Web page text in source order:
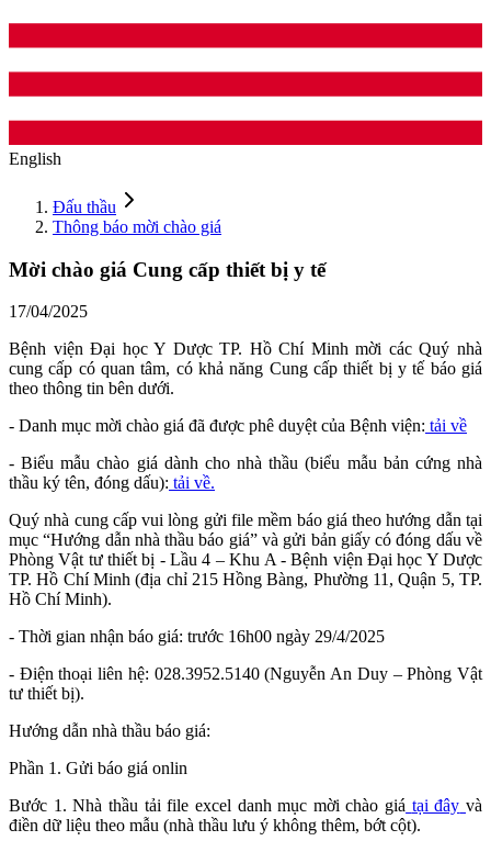
English
Đấu thầu
Thông báo mời chào giá
Mời chào giá Cung cấp thiết bị y tế
17/04/2025
Bệnh viện Đại học Y Dược TP. Hồ Chí Minh mời các Quý nhà
cung cấp có quan tâm, có khả năng Cung cấp thiết bị y tế báo giá
theo thông tin bên dưới.
- Danh mục mời chào giá đã được phê duyệt của Bệnh viện: tải về
- Biểu mẫu chào giá dành cho nhà thầu (biểu mẫu bản cứng nhà
thầu ký tên, đóng dấu): tải về.
Quý nhà cung cấp vui lòng gửi file mềm báo giá theo hướng dẫn tại
mục “Hướng dẫn nhà thầu báo giá” và gửi bản giấy có đóng dấu về
Phòng Vật tư thiết bị - Lầu 4 – Khu A - Bệnh viện Đại học Y Dược
TP. Hồ Chí Minh (địa chỉ 215 Hồng Bàng, Phường 11, Quận 5, TP.
Hồ Chí Minh).
- Thời gian nhận báo giá: trước 16h00 ngày 29/4/2025
- Điện thoại liên hệ: 028.3952.5140 (Nguyễn An Duy – Phòng Vật
tư thiết bị).
Hướng dẫn nhà thầu báo giá:
Phần 1. Gửi báo giá onlin
Bước 1. Nhà thầu tải file excel danh mục mời chào giá tại đây và
điền dữ liệu theo mẫu (nhà thầu lưu ý không thêm, bớt cột).